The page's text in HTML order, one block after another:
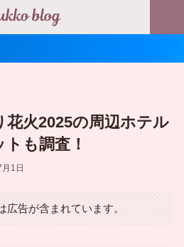
花火2025の周辺ホテル
も調査！
1日
広告が含まれています。